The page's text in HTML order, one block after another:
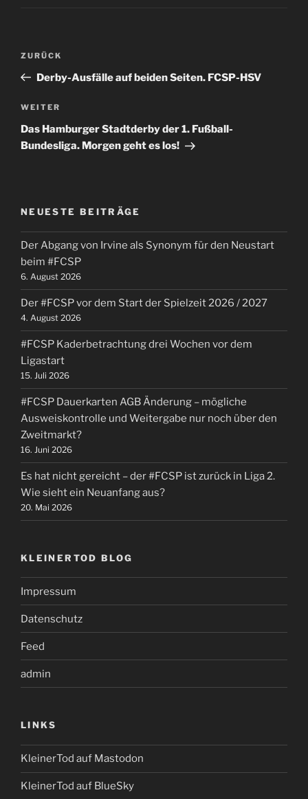
Beitragsnavigation
Vorheriger
Beitrag
ZURÜCK
Derby-Ausfälle auf beiden Seiten. FCSP-HSV
Nächster
Beitrag
WEITER
Das Hamburger Stadtderby der 1. Fußball-
Bundesliga. Morgen geht es los!
NEUESTE BEITRÄGE
Der Abgang von Irvine als Synonym für den Neustart
beim #FCSP
6. August 2026
Der #FCSP vor dem Start der Spielzeit 2026 / 2027
4. August 2026
#FCSP Kaderbetrachtung drei Wochen vor dem
Ligastart
15. Juli 2026
#FCSP Dauerkarten AGB Änderung – mögliche
Ausweiskontrolle und Weitergabe nur noch über den
Zweitmarkt?
16. Juni 2026
Es hat nicht gereicht – der #FCSP ist zurück in Liga 2.
Wie sieht ein Neuanfang aus?
20. Mai 2026
KLEINERTOD BLOG
Impressum
Datenschutz
Feed
admin
LINKS
KleinerTod auf Mastodon
KleinerTod auf BlueSky